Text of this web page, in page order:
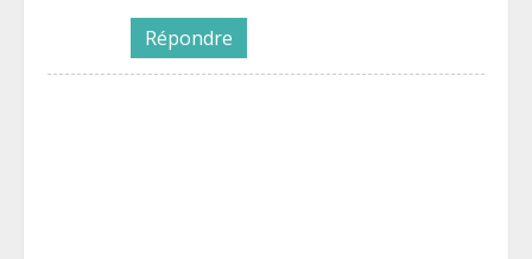
Répondre